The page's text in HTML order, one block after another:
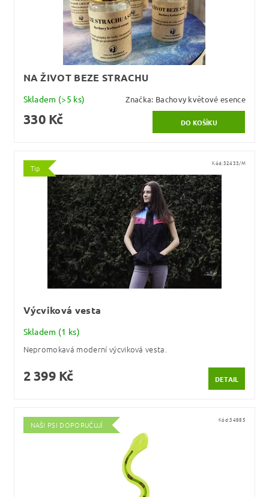
NA ŽIVOT BEZE STRACHU
Skladem (>5 ks) Značka: Bachovy květové esence
330 Kč
Tip
Kód:32433/M
Výcviková vesta
Skladem (1 ks)
Nepromokavá moderní výcviková vesta.
2 399 Kč DETAIL
NAŠI PSI DOPORUČUJÍ
Kód:34885